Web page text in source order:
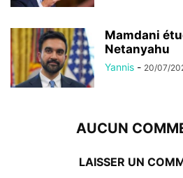
Mamdani
Netanyahu
Yannis - 20/07/
AUCUN
LAISSER UN